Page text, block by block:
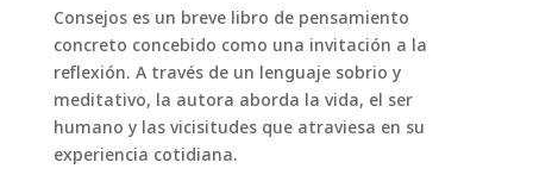
Consejos es un breve libro de pensamiento
concreto concebido como una invitación a la
reflexión. A través de un lenguaje sobrio y
meditativo, la autora aborda la vida, el ser
humano y las vicisitudes que atraviesa en su
experiencia cotidiana.